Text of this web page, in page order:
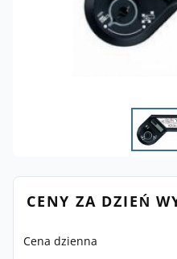
CENY ZA DZIEŃ
Cena dzienna